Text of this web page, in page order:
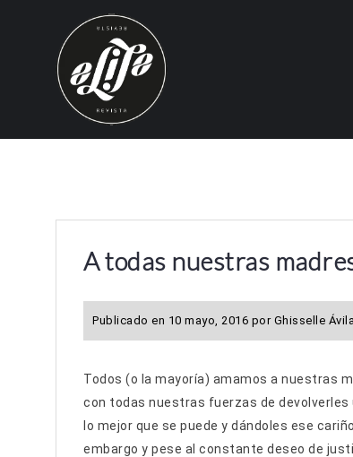
A todas nuestras
Publicado en 10 mayo, 2016 por Ghisselle
Todos (o la mayoría) amamos a nuestras
con todas nuestras fuerzas de devolverles
lo mejor que se puede y dándoles ese
embargo y pese al constante deseo de